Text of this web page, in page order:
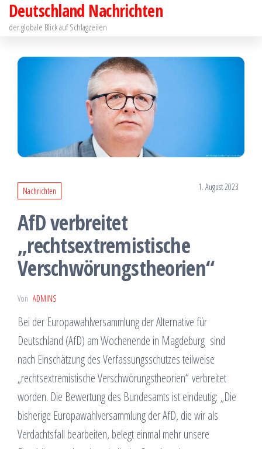
Zum
Inhalt
Deutschland Nachrichten
der globale Blick auf Schlagzeilen
Nachrichten 1. August 2023
AfD verbreitet
„rechtsextremistische
Verschwörungstheorien“
Von ADMINS
Bei der Europawahlversammlung der Alternative für
Deutschland (AfD) am Wochenende in Magdeburg sind
nach Einschätzung des Verfassungsschutzes teilweise
„rechtsextremistische Verschwörungstheorien“ verbreitet
worden. Die Bewertung des Bundesamts ist eindeutig: „Die
bisherige Europawahlversammlung der AfD, die wir als
Verdachtsfall bearbeiten, belegt einmal mehr unsere